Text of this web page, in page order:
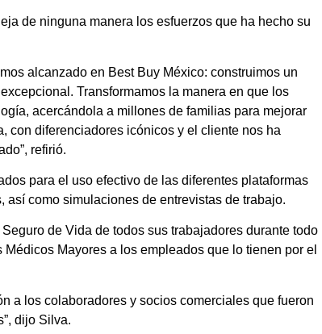
de ninguna manera los esfuerzos que ha hecho su
alcanzado en Best Buy México: construimos un
Transformamos la manera en que los
acercándola a millones de familias para mejorar
con diferenciadores icónicos y el cliente nos ha
refirió.
para el uso efectivo de las diferentes plataformas
como simulaciones de entrevistas de trabajo.
de Vida de todos sus trabajadores durante todo
Mayores a los empleados que lo tienen por el
a los colaboradores y socios comerciales que fueron
dijo Silva.